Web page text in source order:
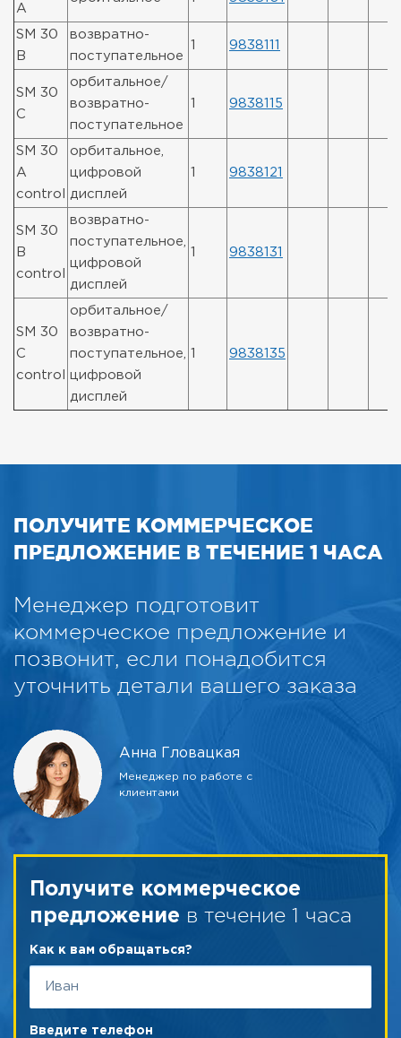
A
SM 30
B
возвратно-
поступательное
9838111
SM 30
C
орбитальное/
возвратно-
поступательное
9838115
SM 30
A
control
орбитальное,
цифровой
дисплей
9838121
SM 30
B
control
возвратно-
поступательное,
цифровой
дисплей
9838131
SM 30
C
control
орбитальное/
возвратно-
поступательное,
цифровой
дисплей
9838135
ПОЛУЧИТЕ КОММЕРЧЕСКОЕ
ПРЕДЛОЖЕНИЕ В ТЕЧЕНИЕ 1 ЧАСА
Менеджер подготовит
коммерческое предложение и
позвонит, если понадобится
уточнить детали вашего заказа
Анна Гловацкая
Менеджер по работе с
клиентами
Получите коммерческое
предложение в течение 1 часа
Как к вам обращаться?
Введите телефон